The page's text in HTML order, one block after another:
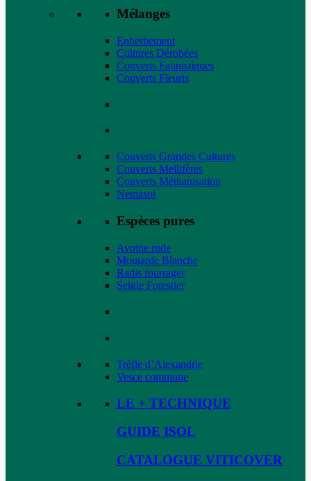
Mélanges
Enherbement
Cultures Dérobées
Couverts Faunistiques
Couverts Fleuris
Couverts Grandes Cultures
Couverts Mellifères
Couverts Méthanisation
Nemasol
Espèces pures
Avoine rude
Moutarde Blanche
Radis fourrager
Seigle Forestier
Trèfle d’Alexandrie
Vesce commune
LE + TECHNIQUE
GUIDE ISOL
CATALOGUE VITICOVER